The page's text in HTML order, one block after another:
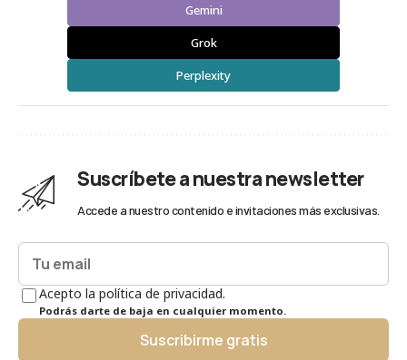
Gemini
Grok
Perplexity
Suscríbete a nuestra newsletter
Accede a nuestro contenido e invitaciones más exclusivas.
Acepto la política de privacidad.
Podrás darte de baja en cualquier momento.
Suscribirme gratis